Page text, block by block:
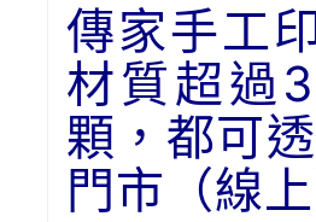
傳家手工
材質超過
顆，都可
門市（線